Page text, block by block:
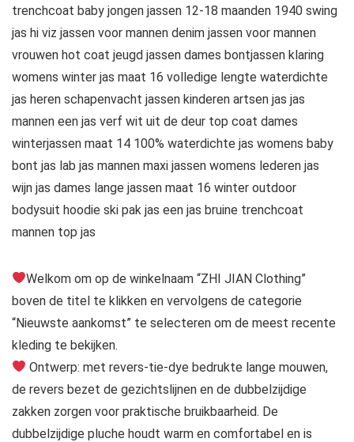
trenchcoat baby jongen jassen 12-18 maanden 1940 swing
jas hi viz jassen voor mannen denim jassen voor mannen
vrouwen hot coat jeugd jassen dames bontjassen klaring
womens winter jas maat 16 volledige lengte waterdichte
jas heren schapenvacht jassen kinderen artsen jas jas
mannen een jas verf wit uit de deur top coat dames
winterjassen maat 14 100% waterdichte jas womens baby
bont jas lab jas mannen maxi jassen womens lederen jas
wijn jas dames lange jassen maat 16 winter outdoor
bodysuit hoodie ski pak jas een jas bruine trenchcoat
mannen top jas
Welkom om op de winkelnaam “ZHI JIAN Clothing”
boven de titel te klikken en vervolgens de categorie
“Nieuwste aankomst” te selecteren om de meest recente
kleding te bekijken.
Ontwerp: met revers-tie-dye bedrukte lange mouwen,
de revers bezet de gezichtslijnen en de dubbelzijdige
zakken zorgen voor praktische bruikbaarheid. De
dubbelzijdige pluche houdt warm en comfortabel en is